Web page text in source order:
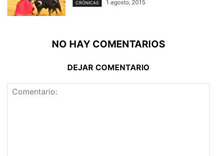
CRÓNICAS 1 agosto, 2015
NO HAY COMENTARIOS
DEJAR COMENTARIO